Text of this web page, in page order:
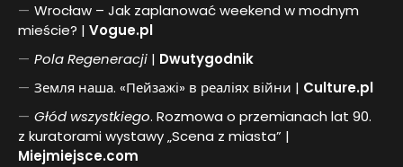
Wrocław – Jak zaplanować weekend w modnym
mieście? | Vogue.pl
PolaRegeneracji | Dwutygodnik
Земля наша. «Пейзажі» в реаліях війни | Culture.pl
Głód wszystkiego. Rozmowa o przemianach lat 90.
z kuratorami wystawy „Scena z miasta” |
Miejmiejsce.com